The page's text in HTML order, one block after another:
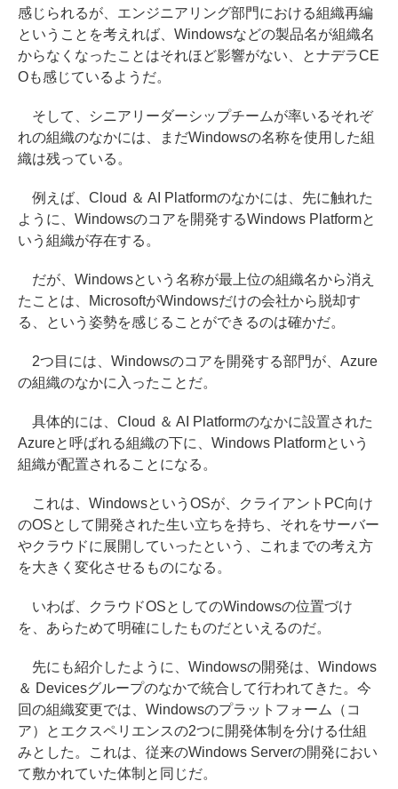
感じられるが、エンジニアリング部門における組織再編
ということを考えれば、Windowsなどの製品名が組織名
からなくなったことはそれほど影響がない、とナデラCE
Oも感じているようだ。
そして、シニアリーダーシップチームが率いるそれぞ
れの組織のなかには、まだWindowsの名称を使用した組
織は残っている。
例えば、Cloud ＆ AI Platformのなかには、先に触れた
ように、Windowsのコアを開発するWindows Platformと
いう組織が存在する。
だが、Windowsという名称が最上位の組織名から消え
たことは、MicrosoftがWindowsだけの会社から脱却す
る、という姿勢を感じることができるのは確かだ。
2つ目には、Windowsのコアを開発する部門が、Azure
の組織のなかに入ったことだ。
具体的には、Cloud ＆ AI Platformのなかに設置された
Azureと呼ばれる組織の下に、Windows Platformという
組織が配置されることになる。
これは、WindowsというOSが、クライアントPC向け
のOSとして開発された生い立ちを持ち、それをサーバー
やクラウドに展開していったという、これまでの考え方
を大きく変化させるものになる。
いわば、クラウドOSとしてのWindowsの位置づけ
を、あらためて明確にしたものだといえるのだ。
先にも紹介したように、Windowsの開発は、Windows
＆ Devicesグループのなかで統合して行われてきた。今
回の組織変更では、Windowsのプラットフォーム（コ
ア）とエクスペリエンスの2つに開発体制を分ける仕組
みとした。これは、従来のWindows Serverの開発におい
て敷かれていた体制と同じだ。